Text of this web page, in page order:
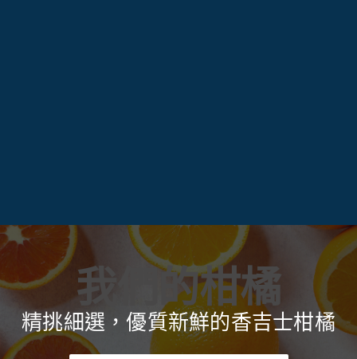
我們的柑橘
精挑細選，優質新鮮的香吉士柑橘